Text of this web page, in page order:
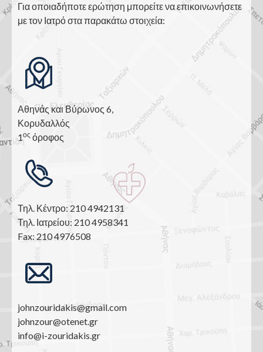
Για οποιαδήποτε ερώτηση μπορείτε να επικοινωνήσετε
με τον Ιατρό στα παρακάτω στοιχεία:
Αθηνάς και Βύρωνος 6,
Κορυδαλλός
1ος όροφος
Τηλ. Κέντρο: 210 4942131
Τηλ. Ιατρείου: 210 4958341
Fax: 210 4976508
johnzouridakis@gmail.com
johnzour@otenet.gr
info@i-zouridakis.gr